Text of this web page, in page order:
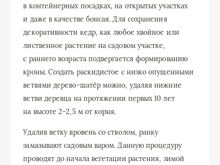
в контейнерных посадках, на открытых участках
и даже в качестве бонсая. Для сохранения
декоративности кедр, как любое хвойное или
лиственное растение на садовом участке,
с раннего возраста подвергается формированию
кроны. Создать раскидистое с низко опущенными
ветвями дерево-шатёр можно, удаляя нижние
ветви деревца на протяжении первых 10 лет
на высоте 2-2,5 м от корня.
Удалив ветку вровень со стволом, ранку
замазывают садовым варом. Данную процедуру
проводят до начала вегетации растения, зимой